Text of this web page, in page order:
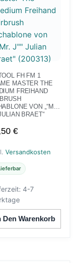
FH FM 1
MASTER THE
FREIHAND
VON „“MR.
BRAET“
€
Versandkosten
4-7
Den Warenkorb